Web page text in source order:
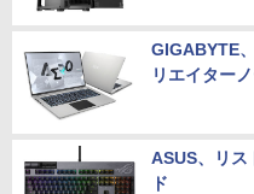
GIGABYTE
リエイター
ASUS、リス
ド